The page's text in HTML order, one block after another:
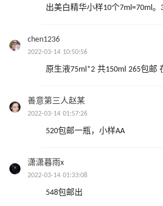
出美白精华小样10个7ml=70ml。
chen1236
2022-03-14 10:50:56
原生液75ml*2 共150ml 265包邮
善意第三人赵某
2022-03-14 01:57:26
520包邮一瓶，小样AA
潇潇暮雨x
2022-03-14 01:33:08
548包邮出